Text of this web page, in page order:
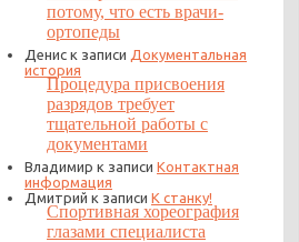
потому, что есть врачи-
ортопеды
Денис к записи Документальная
история
Процедура присвоения
разрядов требует
тщательной работы с
документами
Владимир к записи Контактная
информация
Дмитрий к записи К станку!
Спортивная хореография
глазами специалиста